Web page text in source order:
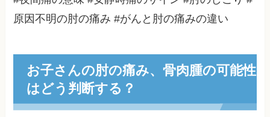
原因不明の肘の痛み #がんと肘の痛みの違い
お子さんの肘の痛み、骨肉腫の可能性
はどう判断する？